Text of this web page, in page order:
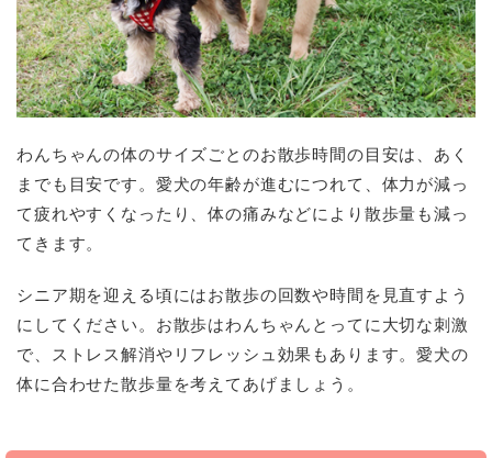
わんちゃんの体のサイズごとのお散歩時間の目安は、あく
までも目安です。愛犬の年齢が進むにつれて、体力が減っ
て疲れやすくなったり、体の痛みなどにより散歩量も減っ
てきます。
シニア期を迎える頃にはお散歩の回数や時間を見直すよう
にしてください。お散歩はわんちゃんとってに大切な刺激
で、ストレス解消やリフレッシュ効果もあります。愛犬の
体に合わせた散歩量を考えてあげましょう。